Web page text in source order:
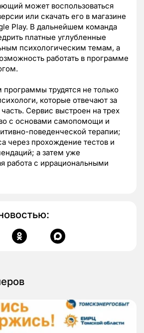
может воспользоваться
или скачать его в магазине
Play. В дальнейшем команда
платные углубленные
психологическим темам, а
работать в программе
трудятся не только
которые отвечают за
Сервис выстроен на трех
с основами самопомощи и
поведенческой терапии;
через прохождение тестов и
а затем уже
работа с иррациональными